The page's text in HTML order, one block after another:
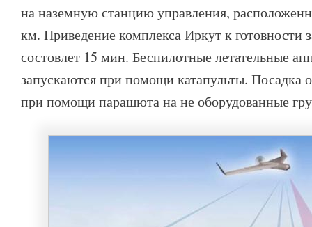
на наземную станцию управления,
км. Приведение комплекса Иркут к готовности
состовлет 15 мин. Беспилотные летательные
запускаются при помощи катапульты. Посадка
при помощи парашюта на не оборудованные